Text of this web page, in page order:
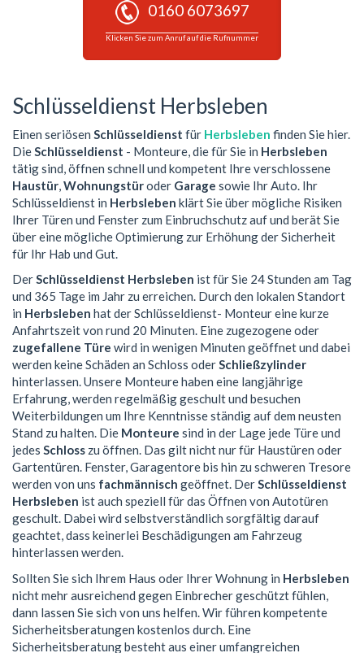
0160 6073697
Klicken Sie zum Anruf auf die Rufnummer
Schlüsseldienst Herbsleben
Einen seriösen Schlüsseldienst für Herbsleben finden Sie hier.
DieSchlüsseldienst - Monteure, die für Sie in Herbsleben
tätig sind, öffnen schnell und kompetent Ihre verschlossene
Haustür,Wohnungstüroder Garage sowie Ihr Auto. Ihr
Schlüsseldienst in Herbsleben klärt Sie über mögliche Risiken
Ihrer Türen und Fenster zum Einbruchschutz auf und berät Sie
über eine mögliche Optimierung zur Erhöhung der Sicherheit
für Ihr Hab und Gut.
DerSchlüsseldienst Herbsleben ist für Sie 24 Stunden am Tag
und 365 Tage im Jahr zu erreichen. Durch den lokalen Standort
in Herbsleben hat der Schlüsseldienst- Monteur eine kurze
Anfahrtszeit von rund 20 Minuten. Eine zugezogene oder
zugefallene Türe wird in wenigen Minuten geöffnet und dabei
werden keine Schäden an Schloss oderSchließzylinder
hinterlassen. Unsere Monteure haben eine langjährige
Erfahrung, werden regelmäßig geschult und besuchen
Weiterbildungen um Ihre Kenntnisse ständig auf dem neusten
Stand zu halten. Die Monteure sind in der Lage jede Türe und
jedes Schloss zu öffnen. Das gilt nicht nur für Haustüren oder
Gartentüren. Fenster, Garagentore bis hin zu schweren Tresore
werden von uns fachmännisch geöffnet. DerSchlüsseldienst
Herbsleben ist auch speziell für das Öffnen von Autotüren
geschult. Dabei wird selbstverständlich sorgfältig darauf
geachtet, dass keinerlei Beschädigungen am Fahrzeug
hinterlassen werden.
Sollten Sie sich Ihrem Haus oder Ihrer Wohnung in Herbsleben
nicht mehr ausreichend gegen Einbrecher geschützt fühlen,
dann lassen Sie sich von uns helfen. Wir führen kompetente
Sicherheitsberatungen kostenlos durch. Eine
Sicherheitsberatung besteht aus einer umfangreichen